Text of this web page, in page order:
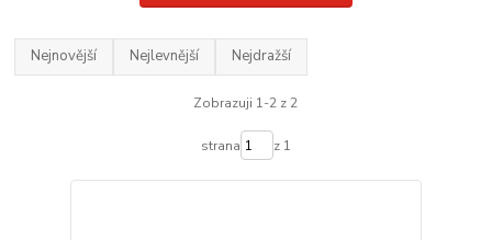
Nejnovější Nejlevnější Nejdražší
Zobrazuji 1-2 z 2
strana z 1